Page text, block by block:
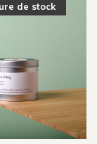
de stock